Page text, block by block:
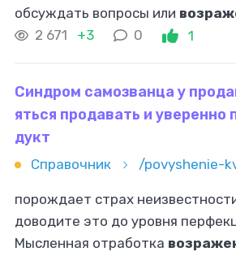
обсуждать вопросы или
приводит к потере доверия.
2 671 +3 0 1
Синдром самозванца у
яться продавать и уверенно
дукт
Справочник
порождает страх
доводите это до уровня
Мысленная отработка